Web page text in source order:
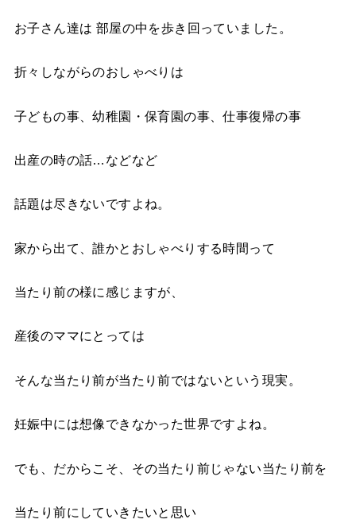
お子さん達は 部屋の中を歩き回っていました。
折々しながらのおしゃべりは
子どもの事、幼稚園・保育園の事、仕事復帰の事
出産の時の話…などなど
話題は尽きないですよね。
家から出て、誰かとおしゃべりする時間って
当たり前の様に感じますが、
産後のママにとっては
そんな当たり前が当たり前ではないという現実。
妊娠中には想像できなかった世界ですよね。
でも、だからこそ、その当たり前じゃない当たり前を
当たり前にしていきたいと思い